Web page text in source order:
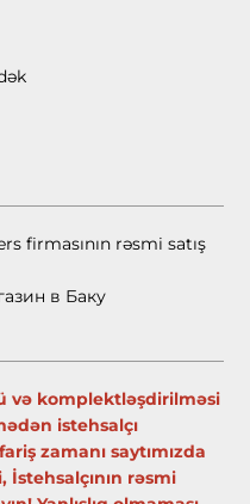
firmasının rəsmi satış
в Баку
və komplektləşdirilməsi
istehsalçı
zamanı saytımızda
rəsmi